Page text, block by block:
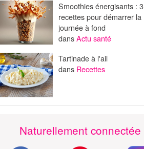
Smoothies énergisants : 3
recettes pour démarrer la
journée à fond
dansActu santé
Tartinade à l'ail
dans Recettes
Naturellement connectée